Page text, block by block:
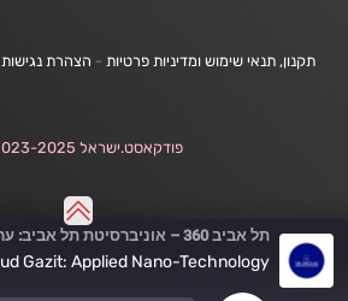
תל אביב 360 – אוניברסיטת תל אביב: ערוץ הפודקסטים
תקנון, תנאי שימוש ומדיניות פרטיות - הצהרת נגישות
פודקאסט.ישראל 2023-2025 ©